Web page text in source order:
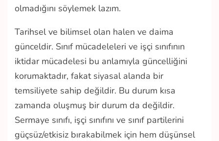
olmadığını söylemek lazım.
Tarihsel ve bilimsel olan halen ve daima
günceldir. Sınıf mücadeleleri ve işçi sınıfının
iktidar mücadelesi bu anlamıyla güncelliğini
korumaktadır, fakat siyasal alanda bir
temsiliyete sahip değildir. Bu durum kısa
zamanda oluşmuş bir durum da değildir.
Sermaye sınıfı, işçi sınıfını ve sınıf partilerini
güçsüz/etkisiz bırakabilmek için hem düşünsel